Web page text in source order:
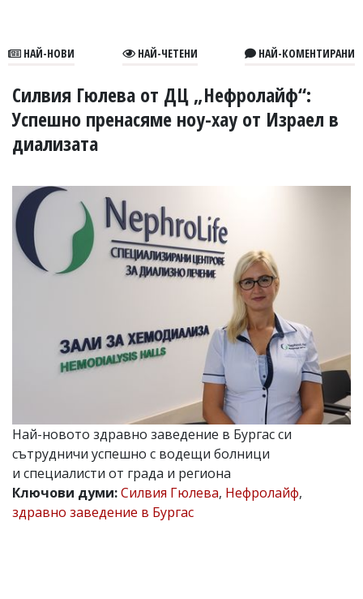
В
УКРАЙНА
СПОРТ
БИЗНЕС
ЮГ
Управители:
Веселин
k.kassabova@flagman.bg
Колев,
office@flagman.bg
Коментарите
статиите
НАЙ-НОВИ НАЙ-ЧЕТЕНИ НАЙ-КОМЕНТИРАНИ
Силвия Гюлева от ДЦ „Нефролайф“:
Успешно пренасяме ноу-хау от Израел в
диализата
Най-новото здравно заведение в Бургас си
сътрудничи успешно с водещи болници
и специалисти от града и региона
Ключови думи:Силвия Гюлева, Нефролайф,
здравно заведение в Бургас